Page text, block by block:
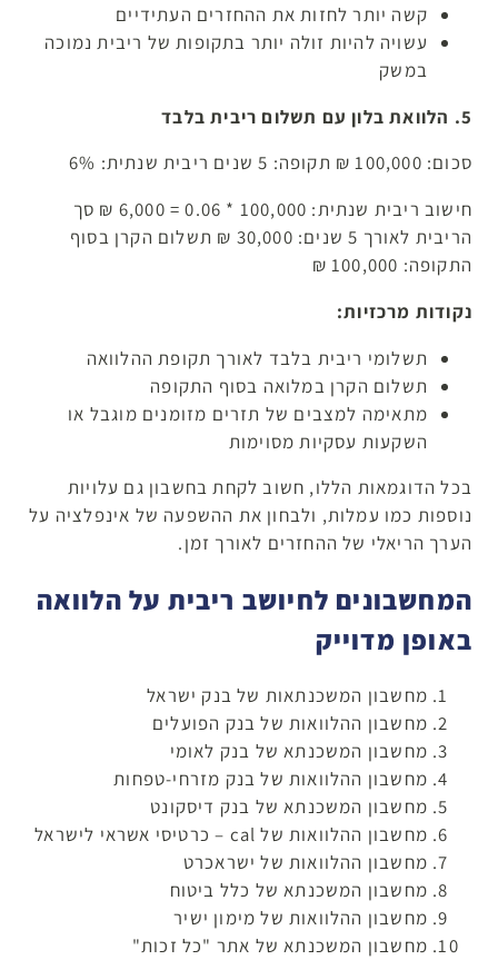
קשה יותר לחזות את ההחזרים העתידיים
עשויה להיות זולה יותר בתקופות של ריבית נמוכה
במשק
5. הלוואת בלון עם תשלום ריבית בלבד
סכום: 100,000 ₪ תקופה: 5 שנים ריבית שנתית: 6%
חישוב ריבית שנתית: 100,000 * 0.06 = 6,000 ₪ סך
הריבית לאורך 5 שנים: 30,000 ₪ תשלום הקרן בסוף
התקופה: 100,000 ₪
נקודות מרכזיות:
תשלומי ריבית בלבד לאורך תקופת ההלוואה
תשלום הקרן במלואה בסוף התקופה
מתאימה למצבים של תזרים מזומנים מוגבל או
השקעות עסקיות מסוימות
בכל הדוגמאות הללו, חשוב לקחת בחשבון גם עלויות
נוספות כמו עמלות, ולבחון את ההשפעה של אינפלציה על
הערך הריאלי של ההחזרים לאורך זמן.
המחשבונים לחיושב ריבית על הלוואה
באופן מדוייק
מחשבון המשכנתאות של בנק ישראל
מחשבון ההלוואות של בנק הפועלים
מחשבון המשכנתא של בנק לאומי
מחשבון ההלוואות של בנק מזרחי-טפחות
מחשבון המשכנתא של בנק דיסקונט
מחשבון ההלוואות של cal – כרטיסי אשראי לישראל
מחשבון ההלוואות של ישראכרט
מחשבון המשכנתא של כלל ביטוח
מחשבון ההלוואות של מימון ישיר
מחשבון המשכנתא של אתר "כל זכות"